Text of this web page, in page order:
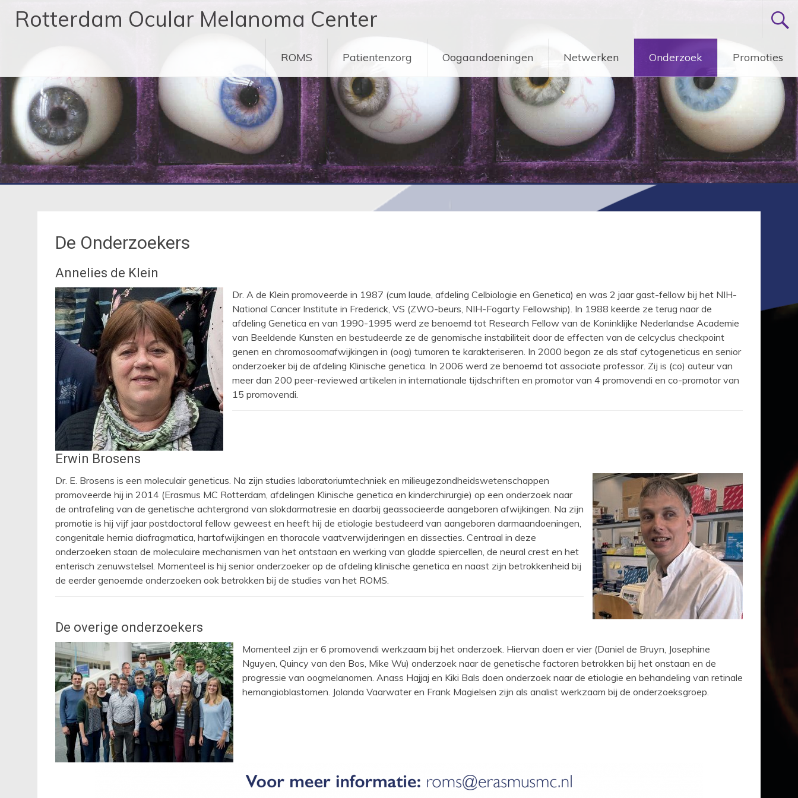
Rotterdam Ocular Melanoma Center
ROMS Patientenzorg Oogaandoeningen Netwerken Onderzoek Promoties
De Onderzoekers
Annelies de Klein
Dr. A de Klein promoveerde in 1987 (cum laude, afdeling Celbiologie en Genetica) en was 2 jaar gast-fellow bij het NIH-
National Cancer Institute in Frederick, VS (ZWO-beurs, NIH-Fogarty Fellowship). In 1988 keerde ze terug naar de
afdeling Genetica en van 1990-1995 werd ze benoemd tot Research Fellow van de Koninklijke Nederlandse Academie
van Beeldende Kunsten en bestudeerde ze de genomische instabiliteit door de effecten van de celcyclus checkpoint
genen en chromosoomafwijkingen in (oog) tumoren te karakteriseren. In 2000 begon ze als staf cytogeneticus en senior
onderzoeker bij de afdeling Klinische genetica. In 2006 werd ze benoemd tot associate professor. Zij is (co) auteur van
meer dan 200 peer-reviewed artikelen in internationale tijdschriften en promotor van 4 promovendi en co-promotor van
15 promovendi.
Erwin Brosens
Dr. E. Brosens is een moleculair geneticus. Na zijn studies laboratoriumtechniek en milieugezondheidswetenschappen
promoveerde hij in 2014 (Erasmus MC Rotterdam, afdelingen Klinische genetica en kinderchirurgie) op een onderzoek naar
de ontrafeling van de genetische achtergrond van slokdarmatresie en daarbij geassocieerde aangeboren afwijkingen. Na zijn
promotie is hij vijf jaar postdoctoral fellow geweest en heeft hij de etiologie bestudeerd van aangeboren darmaandoeningen,
congenitale hernia diafragmatica, hartafwijkingen en thoracale vaatverwijderingen en dissecties. Centraal in deze
onderzoeken staan de moleculaire mechanismen van het ontstaan en werking van gladde spiercellen, de neural crest en het
enterisch zenuwstelsel. Momenteel is hij senior onderzoeker op de afdeling klinische genetica en naast zijn betrokkenheid bij
de eerder genoemde onderzoeken ook betrokken bij de studies van het ROMS.
De overige onderzoekers
Momenteel zijn er 6 promovendi werkzaam bij het onderzoek. Hiervan doen er vier (Daniel de Bruyn, Josephine
Nguyen, Quincy van den Bos, Mike Wu) onderzoek naar de genetische factoren betrokken bij het onstaan en de
progressie van oogmelanomen. Anass Hajjaj en Kiki Bals doen onderzoek naar de etiologie en behandeling van retinale
hemangioblastomen. Jolanda Vaarwater en Frank Magielsen zijn als analist werkzaam bij de onderzoeksgroep.